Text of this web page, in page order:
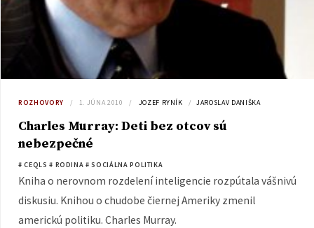
ROZHOVORY 1. JÚNA 2010 JOZEF RYNÍK JAROSLAV DANIŠKA
Charles Murray: Deti bez otcov sú
nebezpečné
# CEQLS # RODINA # SOCIÁLNA POLITIKA
Kniha o nerovnom rozdelení inteligencie rozpútala vášnivú
diskusiu. Knihou o chudobe čiernej Ameriky zmenil
americkú politiku. Charles Murray.